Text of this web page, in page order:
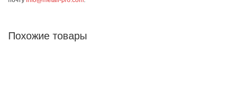
Похожие товары